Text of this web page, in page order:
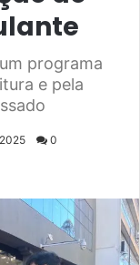
programa
e pela
0